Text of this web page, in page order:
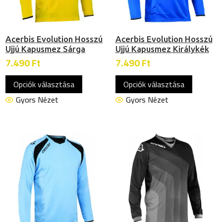
ki
ki
Acerbis Evolution Hosszú
Ujjú Kapusmez Sárga
7.490Ft
Opciók választása
Ennek
terméknek
A
változatok
termékoldalon
választhatók
ki
Gyors Nézet
Acerbis Evolution Hosszú
Ujjú Kapusmez Királykék
7.490Ft
Opciók választása
Ennek
A
a
ki
Gyors Nézet